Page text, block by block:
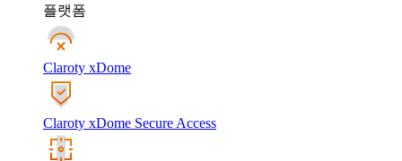
플랫폼
Claroty xDome
Claroty xDome Secure Access